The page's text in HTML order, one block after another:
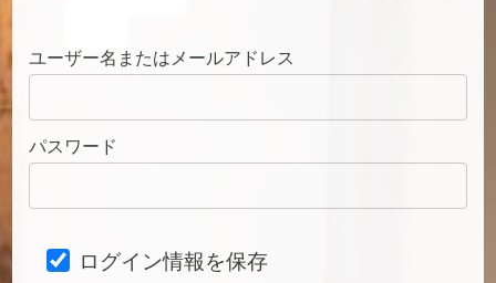
ユーザー名またはメールアドレス
パスワード
ログイン情報を保存